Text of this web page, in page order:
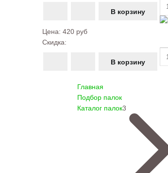
Цена: 420 руб
Скидка:
Главная
Подбор палок
Каталог палок3